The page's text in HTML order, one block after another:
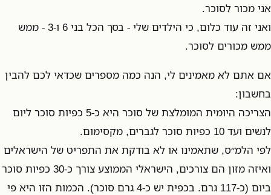
אני מכור לסוכר.
ואני זה עוד כלום, כי הילדים שלי - בסך הכל בני 6 ו-3 - ממש
ממש מכורים לסוכר.
אם אתם לא מאמינים לי, הנה כמה מספרים שכדאי לכם להבין
בחשבון:
הצריכה היומית המומלצת של סוכר היא כ-5 כפיות סוכר ליום
לנשים ועד 10 כפיות סוכר לגברים, מקסימום.
לפי הלמ״ס, שתאמינו או לא בודקת את התפריט של הישראלים
ואיזה מזון הם צורכים, הישראלי הממוצע צורך כ-30 כפיות סוכר
ביום (כ-117 גרם. בכפית יש כ-4 גרם סוכר). הכמות הזו היא פי